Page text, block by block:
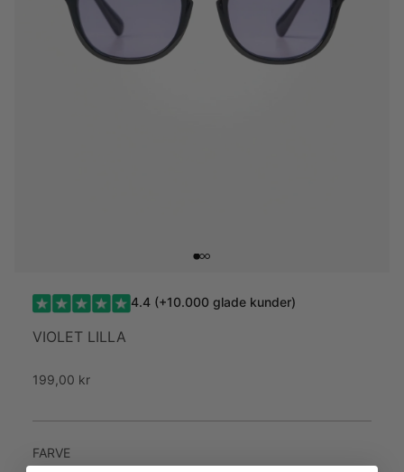
4.4 (+10.000 glade kunder)
VIOLET LILLA
199,00 kr
FARVEFARVE